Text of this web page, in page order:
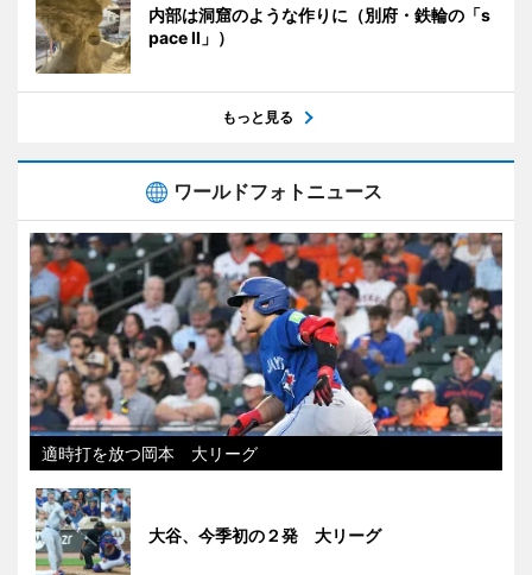
内部は洞窟のような作りに（別府・鉄輪の「s
pace II」）
もっと見る
ワールドフォトニュース
適時打を放つ岡本 大リーグ
大谷、今季初の２発 大リーグ